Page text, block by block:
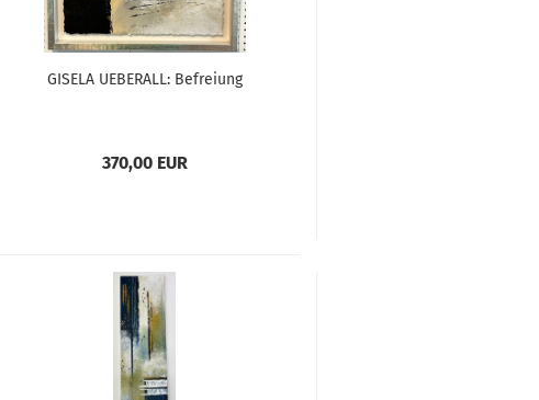
GISELA UEBERALL: Befreiung
370,00 EUR